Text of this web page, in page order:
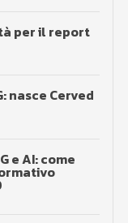
per il report
nasce Cerved
e AI: come